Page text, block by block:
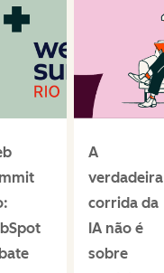
A
verdadeira
corrida da
IA não é
sobre